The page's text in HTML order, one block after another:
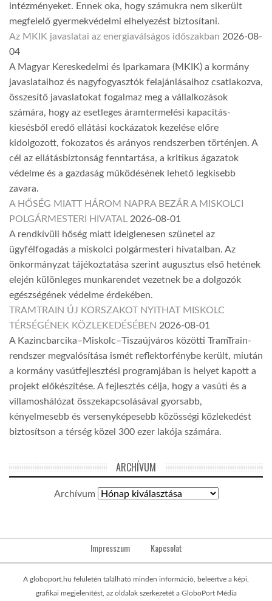
intézményeket. Ennek oka, hogy számukra nem sikerült
megfelelő gyermekvédelmi elhelyezést biztosítani.
Az MKIK javaslatai az energiaválságos időszakban 2026-08-
04
A Magyar Kereskedelmi és Iparkamara (MKIK) a kormány
javaslataihoz és nagyfogyasztók felajánlásaihoz csatlakozva,
összesítő javaslatokat fogalmaz meg a vállalkozások
számára, hogy az esetleges áramtermelési kapacitás-
kiesésből eredő ellátási kockázatok kezelése előre
kidolgozott, fokozatos és arányos rendszerben történjen. A
cél az ellátásbiztonság fenntartása, a kritikus ágazatok
védelme és a gazdaság működésének lehető legkisebb
zavara.
A HŐSÉG MIATT HÁROM NAPRA BEZÁR A MISKOLCI
POLGÁRMESTERI HIVATAL 2026-08-01
A rendkívüli hőség miatt ideiglenesen szünetel az
ügyfélfogadás a miskolci polgármesteri hivatalban. Az
önkormányzat tájékoztatása szerint augusztus első hetének
elején különleges munkarendet vezetnek be a dolgozók
egészségének védelme érdekében.
TRAMTRAIN ÚJ KORSZAKOT NYITHAT MISKOLC
TÉRSÉGÉNEK KÖZLEKEDÉSÉBEN 2026-08-01
A Kazincbarcika–Miskolc–Tiszaújváros közötti TramTrain-
rendszer megvalósítása ismét reflektorfénybe került, miután
a kormány vasútfejlesztési programjában is helyet kapott a
projekt előkészítése. A fejlesztés célja, hogy a vasúti és a
villamoshálózat összekapcsolásával gyorsabb,
kényelmesebb és versenyképesebb közösségi közlekedést
biztosítson a térség közel 300 ezer lakója számára.
ARCHÍVUM
Archívum
Impresszum Kapcsolat
A globoport.hu felületén található minden információ, beleértve a képi,
grafikai megjelenítést, az oldalak szerkezetét a GloboPort Média